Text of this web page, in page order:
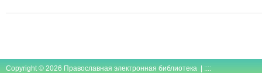
Copyright © 2026 Православная электронная библиотека | ::::